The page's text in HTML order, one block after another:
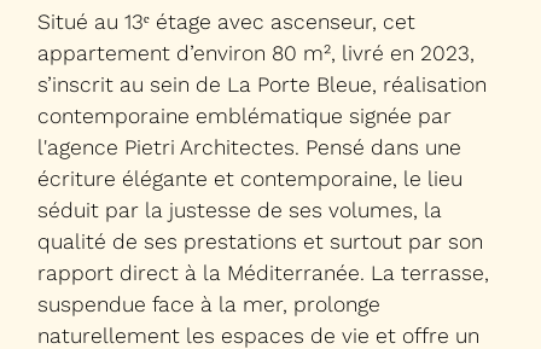
Situé au 13ᵉ étage avec ascenseur, cet
appartement d’environ 80 m², livré en 2023,
s’inscrit au sein de La Porte Bleue, réalisation
contemporaine emblématique signée par
l'agence Pietri Architectes. Pensé dans une
écriture élégante et contemporaine, le lieu
séduit par la justesse de ses volumes, la
qualité de ses prestations et surtout par son
rapport direct à la Méditerranée. La terrasse,
suspendue face à la mer, prolonge
naturellement les espaces de vie et offre un